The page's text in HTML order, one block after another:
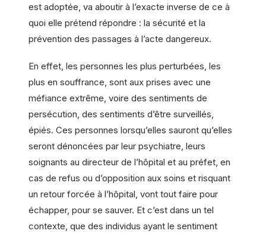
est adoptée, va aboutir à l’exacte inverse de ce à
quoi elle prétend répondre : la sécurité et la
prévention des passages à l’acte dangereux.
En effet, les personnes les plus perturbées, les
plus en souffrance, sont aux prises avec une
méfiance extrême, voire des sentiments de
persécution, des sentiments d’être surveillés,
épiés. Ces personnes lorsqu’elles sauront qu’elles
seront dénoncées par leur psychiatre, leurs
soignants au directeur de l’hôpital et au préfet, en
cas de refus ou d’opposition aux soins et risquant
un retour forcée à l’hôpital, vont tout faire pour
échapper, pour se sauver. Et c’est dans un tel
contexte, que des individus ayant le sentiment